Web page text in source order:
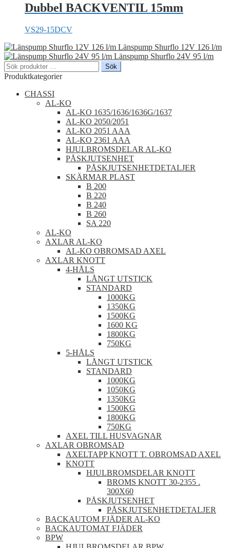
Dubbel BACKVENTIL 15mm
VS29-15DCV
Länspump Shurflo 12V 126 l/m
Länspump Shurflo 24V 95 l/m
Sök
efter:
Sök
Produktkategorier
CHASSI
AL-KO
AL-KO 1635/1636/1636G/1637
AL-KO 2050/2051
AL-KO 2051 AAA
AL-KO 2361 AAA
HJULBROMSDELAR AL-KO
PÅSKJUTSENHET
PÅSKJUTSENHETDETALJER
SKÄRMAR PLAST
B 200
B 220
B 240
B 260
SA 220
AL-KO
AXLAR AL-KO
AL-KO OBROMSAD AXEL
AXLAR KNOTT
4-HÅLS
LÅNGT UTSTICK
STANDARD
1000KG
1350KG
1500KG
1600 KG
1800KG
750KG
5-HÅLS
LÅNGT UTSTICK
STANDARD
1000KG
1050KG
1350KG
1500KG
1800KG
750KG
AXEL TILL HUSVAGNAR
AXLAR OBROMSAD
AXELTAPP KNOTT T. OBROMSAD AXEL
KNOTT
HJULBROMSDELAR KNOTT
BROMS KNOTT 30-2355 .
300X60
PÅSKJUTSENHET
PÅSKJUTSENHETDETALJER
BACKAUTOM FJÄDER AL-KO
BACKAUTOMAT FJÄDER
BPW